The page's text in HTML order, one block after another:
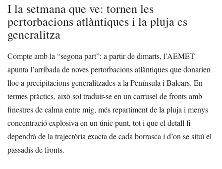
I la setmana que ve: tornen les
pertorbacions atlàntiques i la pluja es
generalitza
Compte amb la “segona part”: a partir de dimarts, l’AEMET
apunta l’arribada de noves pertorbacions atlàntiques que donarien
lloc a precipitacions generalitzades a la Península i Balears. En
termes pràctics, això sol traduir-se en un carrusel de fronts amb
finestres de calma entre mig, més repartiment de la pluja i menys
concentració explosiva en un únic punt, tot i que el detall fi
dependrà de la trajectòria exacta de cada borrasca i d’on se situï el
passadís de fronts.